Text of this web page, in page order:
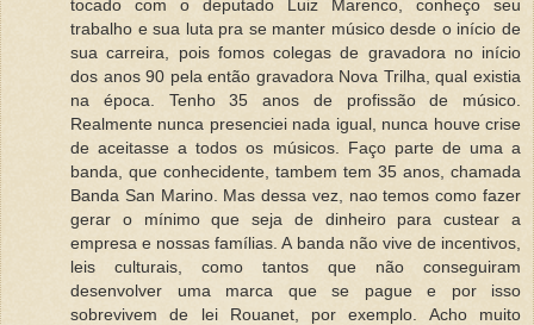
tocado com o deputado Luiz Marenco, conheço seu
trabalho e sua luta pra se manter músico desde o início de
sua carreira, pois fomos colegas de gravadora no início
dos anos 90 pela então gravadora Nova Trilha, qual existia
na época. Tenho 35 anos de profissão de músico.
Realmente nunca presenciei nada igual, nunca houve crise
de aceitasse a todos os músicos. Faço parte de uma a
banda, que conhecidente, tambem tem 35 anos, chamada
Banda San Marino. Mas dessa vez, nao temos como fazer
gerar o mínimo que seja de dinheiro para custear a
empresa e nossas famílias. A banda não vive de incentivos,
leis culturais, como tantos que não conseguiram
desenvolver uma marca que se pague e por isso
sobrevivem de lei Rouanet, por exemplo. Acho muito